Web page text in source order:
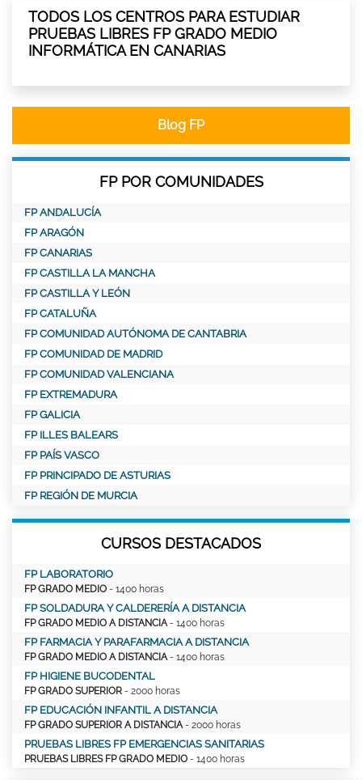
TODOS LOS CENTROS PARA ESTUDIAR
PRUEBAS LIBRES FP GRADO MEDIO
INFORMÁTICA EN CANARIAS
Blog FP
FP POR COMUNIDADES
FP ANDALUCÍA
FP ARAGÓN
FP CANARIAS
FP CASTILLA LA MANCHA
FP CASTILLA Y LEÓN
FP CATALUÑA
FP COMUNIDAD AUTÓNOMA DE CANTABRIA
FP COMUNIDAD DE MADRID
FP COMUNIDAD VALENCIANA
FP EXTREMADURA
FP GALICIA
FP ILLES BALEARS
FP PAÍS VASCO
FP PRINCIPADO DE ASTURIAS
FP REGIÓN DE MURCIA
CURSOS DESTACADOS
FP LABORATORIO
FP GRADO MEDIO - 1400 horas
FP SOLDADURA Y CALDERERÍA A DISTANCIA
FP GRADO MEDIO A DISTANCIA - 1400 horas
FP FARMACIA Y PARAFARMACIA A DISTANCIA
FP GRADO MEDIO A DISTANCIA - 1400 horas
FP HIGIENE BUCODENTAL
FP GRADO SUPERIOR - 2000 horas
FP EDUCACIÓN INFANTIL A DISTANCIA
FP GRADO SUPERIOR A DISTANCIA - 2000 horas
PRUEBAS LIBRES FP EMERGENCIAS SANITARIAS
PRUEBAS LIBRES FP GRADO MEDIO - 1400 horas